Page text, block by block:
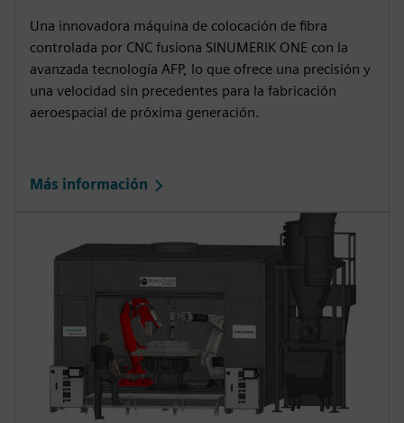
Una innovadora máquina de colocación de fibra
controlada por CNC fusiona SINUMERIK ONE con la
avanzada tecnología AFP, lo que ofrece una precisión y
una velocidad sin precedentes para la fabricación
aeroespacial de próxima generación.
Más información